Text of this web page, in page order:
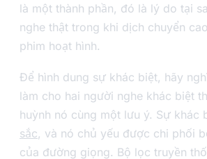
là một thành phần, đó là lý do tại
nghe thật trong khi dịch chuyển
phim hoạt hình.
Để hình dung sự khác biệt, hãy
làm cho hai người nghe khác biệt
huỳnh nó cùng một lưu ý. Sự khác
sắc, và nó chủ yếu được chi phối
của đường giọng. Bộ lọc truyền